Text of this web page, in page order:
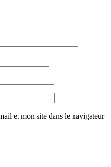
et mon site dans le navigateur